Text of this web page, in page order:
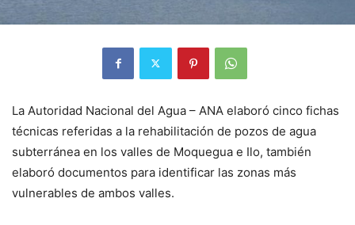
La Autoridad Nacional del Agua – ANA elaboró cinco fichas
técnicas referidas a la rehabilitación de pozos de agua
subterránea en los valles de Moquegua e Ilo, también
elaboró documentos para identificar las zonas más
vulnerables de ambos valles.